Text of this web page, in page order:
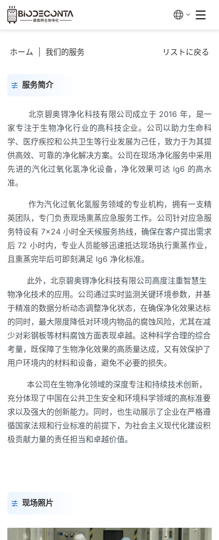
ホーム 我们的服务 リストに戻る
服务简介
北京碧奥锝净化科技有限公司成立于 2016 年，是一
家专注于生物净化行业的高科技企业。公司以助力生命科
学、医疗疾控和公共卫生等行业发展为己任，致力于为其提
供高效、可靠的净化解决方案。公司在现场净化服务中采用
先进的汽化过氧化氢净化设备，净化效果可达 lg6 的高水
准。
作为汽化过氧化氢服务领域的专业机构，拥有一支精
英团队，专门负责现场熏蒸应急服务工作。公司针对应急服
务特设有 7×24 小时全天候服务热线，确保在客户提出需求
后 72 小时内，专业人员能够迅速抵达现场执行熏蒸作业，
且熏蒸完毕后可即刻满足 lg6 净化标准。
此外，北京碧奥锝净化科技有限公司高度注重智慧生
物净化技术的应用。公司通过实时监测关键环境参数，并基
于精准的数据分析动态调整净化状态，在确保净化效果达标
的同时，最大限度降低对环境内物品的腐蚀风险，尤其在减
少对彩钢板等材料腐蚀方面表现卓越。这种科学合理的综合
考量，既保障了生物净化效果的高质量达成，又有效保护了
用户环境内的材料和设备，避免不必要的损失。
本公司在生物净化领域的深度专注和持续技术创新，
充分体现了中国在公共卫生安全和环境科学领域的高标准要
求以及强大的创新能力。同时，也生动展示了企业在严格遵
循国家法规和行业标准的前提下，为社会主义现代化建设积
极贡献力量的责任担当和卓越价值。
现场照片